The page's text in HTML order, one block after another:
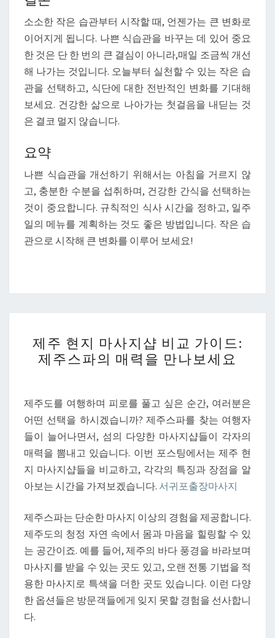
소소한 작은 습관부터 시작할 때, 언젠가는 큰 변화로
이어지게 됩니다. 나쁜 식습관을 바꾸는 데 있어 중요
한 것은 단 한 번의 큰 결심이 아니라,매일 조금씩 개선
해 나가는 것입니다. 오늘부터 실천할 수 있는 작은 습
관을 선택하고, 식단에 대한 전반적인 변화를 기대해
보세요. 건강한 삶으로 나아가는 첫걸음을 내딛는 것
은 결코 멀지 않습니다.
요약
나쁜 식습관을 개선하기 위해서는 아침을 거르지 않
고, 충분한 수분을 섭취하며, 건강한 간식을 선택하는
것이 중요합니다. 규칙적인 식사 시간을 정하고, 일주
일의 메뉴를 계획하는 것도 좋은 방법입니다. 작은 습
관으로 시작해 큰 변화를 이루어 보세요!
주
현
마
지
샵
교
이
드:
제
주
스
파
제주 현지 마사지샵 비교 가이드:
제주스파의 매력을 만나보세요
제주도를 여행하며 피로를 풀고 싶은 순간, 여러분은
어떤 선택을 하시겠습니까? 제주스파를 찾는 여행자
들이 늘어나면서, 섬의 다양한 마사지샵들이 각자의
매력을 뽐내고 있습니다. 이번 포스팅에서는 제주 현
지 마사지샵들을 비교하고, 각각의 특징과 장점을 알
아보는 시간을 가져보겠습니다. 서귀포출장마사지
제주스파는 단순한 마사지 이상의 경험을 제공합니다.
제주도의 청정 자연 속에서 몸과 마음을 힐링할 수 있
는 공간이죠. 예를 들어, 제주의 바다 풍경을 바라보며
마사지를 받을 수 있는 곳도 있고, 오랜 전통 기법을 적
용한 마사지로 특색을 더한 곳도 있습니다. 이런 다양
한 옵션들은 방문객들에게 잊지 못할 경험을 선사합니
다.